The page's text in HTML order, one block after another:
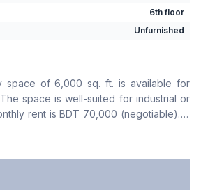
6th floor
Unfurnished
No
Others
No
space of 6,000 sq. ft. is available for
space is well-suited for industrial or
rent is BDT 70,000 (negotiable). A
is preferred.